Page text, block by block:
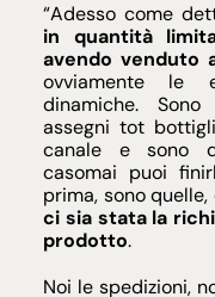
“Adesso come
in quantità
avendo venduto
ovviamente le
dinamiche.
assegni tot
canale e sono
casomai puoi
prima, sono
ci sia stata la
prodotto.
Noi le spedizioni,